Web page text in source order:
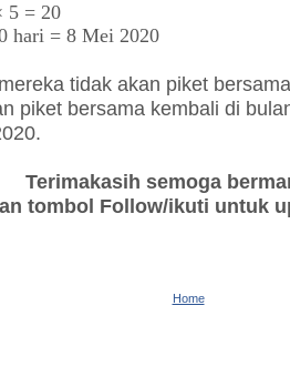
5 = 20
hari = 8 Mei 2020
tidak akan piket
piket bersama kembali di
Terimakasih semoga
tombol Follow/ikuti untuk
Home